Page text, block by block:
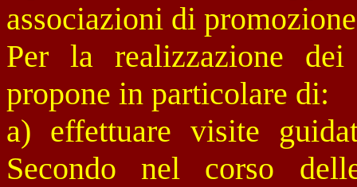
associazioni di
Per la realizzazione
propone in particolare di:
a) effettuare visite
Secondo nel corso